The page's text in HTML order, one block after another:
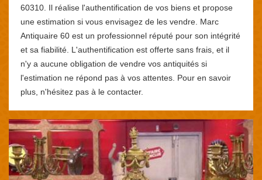
60310. Il réalise l'authentification de vos biens et propose
une estimation si vous envisagez de les vendre. Marc
Antiquaire 60 est un professionnel réputé pour son intégrité
et sa fiabilité. L'authentification est offerte sans frais, et il
n'y a aucune obligation de vendre vos antiquités si
l'estimation ne répond pas à vos attentes. Pour en savoir
plus, n'hésitez pas à le contacter.